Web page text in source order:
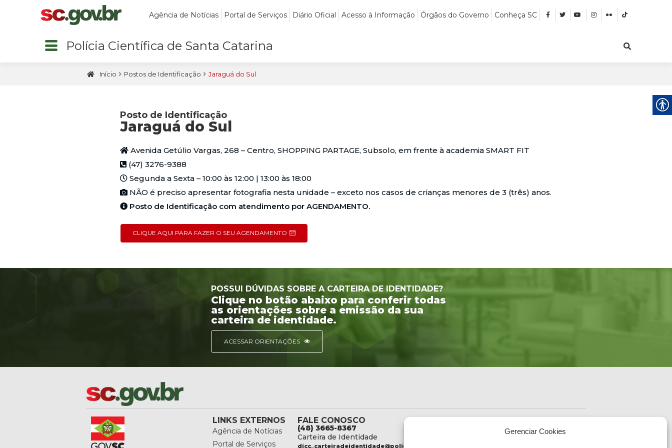
Gerenciar Cookies
Agência de Notícias Portal de Serviços Diário Oficial Acesso à Informação Órgãos do Governo Conheça SC
Polícia Científica de Santa Catarina
Início Postos de Identificação Jaraguá do Sul
Posto de Identificação
Jaraguá do Sul
Avenida Getúlio Vargas, 268 – Centro, SHOPPING PARTAGE, Subsolo, em frente à academia SMART FIT
(47) 3276-9388
Segunda a Sexta – 10:00 às 12:00 | 13:00 às 18:00
NÃO é preciso apresentar fotografia nesta unidade – exceto nos casos de crianças menores de 3 (três) anos.
Posto de Identificação com atendimento por AGENDAMENTO.
CLIQUE AQUI PARA FAZER O SEU AGENDAMENTO
POSSUI DÚVIDAS SOBRE A CARTEIRA DE IDENTIDADE?
Clique no botão abaixo para conferir todas
as orientações sobre a emissão da sua
carteira de identidade.
ACESSAR ORIENTAÇÕES
LINKS EXTERNOS
Agência de Notícias
Portal de Serviços
FALE CONOSCO
(48) 3665-8367
Carteira de Identidade
dicc_carteiradeidentidade@policiacientifica.sc.gov.br
ENDEREÇO
Sede Administrativa Central